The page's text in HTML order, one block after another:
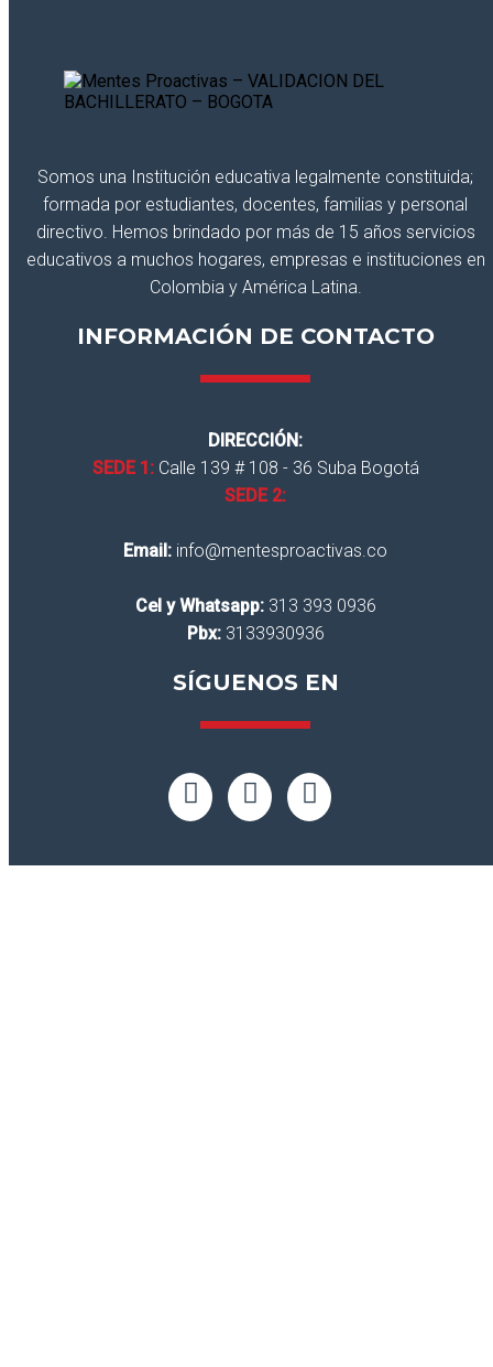
Somos una Institución educativa legalmente constituida;
formada por estudiantes, docentes, familias y personal
directivo. Hemos brindado por más de 15 años servicios
educativos a muchos hogares, empresas e instituciones en
Colombia y América Latina.
INFORMACIÓN DE CONTACTO
DIRECCIÓN:
SEDE 1:Calle 139 # 108 - 36 Suba Bogotá
SEDE 2:
Email: info@mentesproactivas.co
Cel y Whatsapp:313 393 0936
Pbx:3133930936
SÍGUENOS EN